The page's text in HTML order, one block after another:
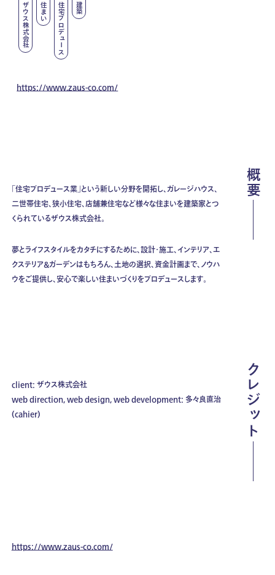
ザウス株式会社 住まい 住宅プロデュース 建築
https://www.zaus-co.com/
概要
「住宅プロデュース業」という新しい分野を開拓し、ガレージハウス、
二世帯住宅、狭小住宅、店舗兼住宅など様々な住まいを建築家とつ
くられているザウス株式会社。
夢とライフスタイルをカタチにするために、設計・施工、インテリア、エ
クステリア&ガーデンはもちろん、土地の選択、資金計画まで、ノウハ
ウをご提供し、安心で楽しい住まいづくりをプロデュースします。
クレジット
client: ザウス株式会社
web direction, web design, web development: 多々良直治
(cahier)
https://www.zaus-co.com/